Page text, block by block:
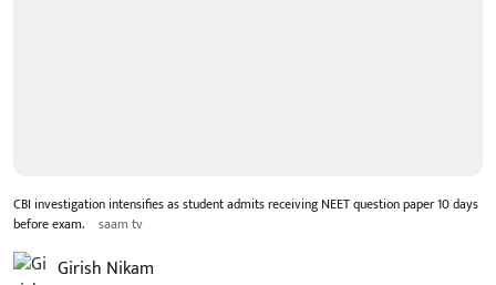
CBI investigation intensifies as student admits receiving NEET question paper 10 days
before exam.
saam tv
Girish Nikam